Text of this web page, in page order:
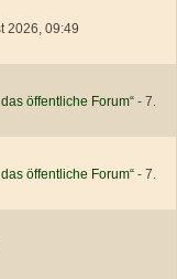
2026, 09:49
öffentliche Forum“ - 7.
öffentliche Forum“ - 7.